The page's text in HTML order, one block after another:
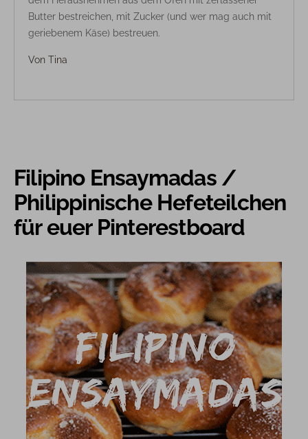
Butter bestreichen, mit Zucker (und wer mag auch mit
geriebenem Käse) bestreuen.
Von Tina
Filipino Ensaymadas /
Philippinische Hefeteilchen
für euer Pinterestboard